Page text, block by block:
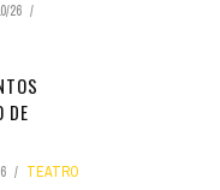
26
DE
TEATRO